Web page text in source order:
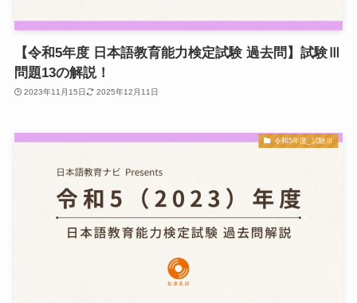
【令和5年度 日本語教育能力検定試験 過去問】試験Ⅲ
問題13の解説！
2023年11月15日 2025年12月11日
令和5年度_試験Ⅲ